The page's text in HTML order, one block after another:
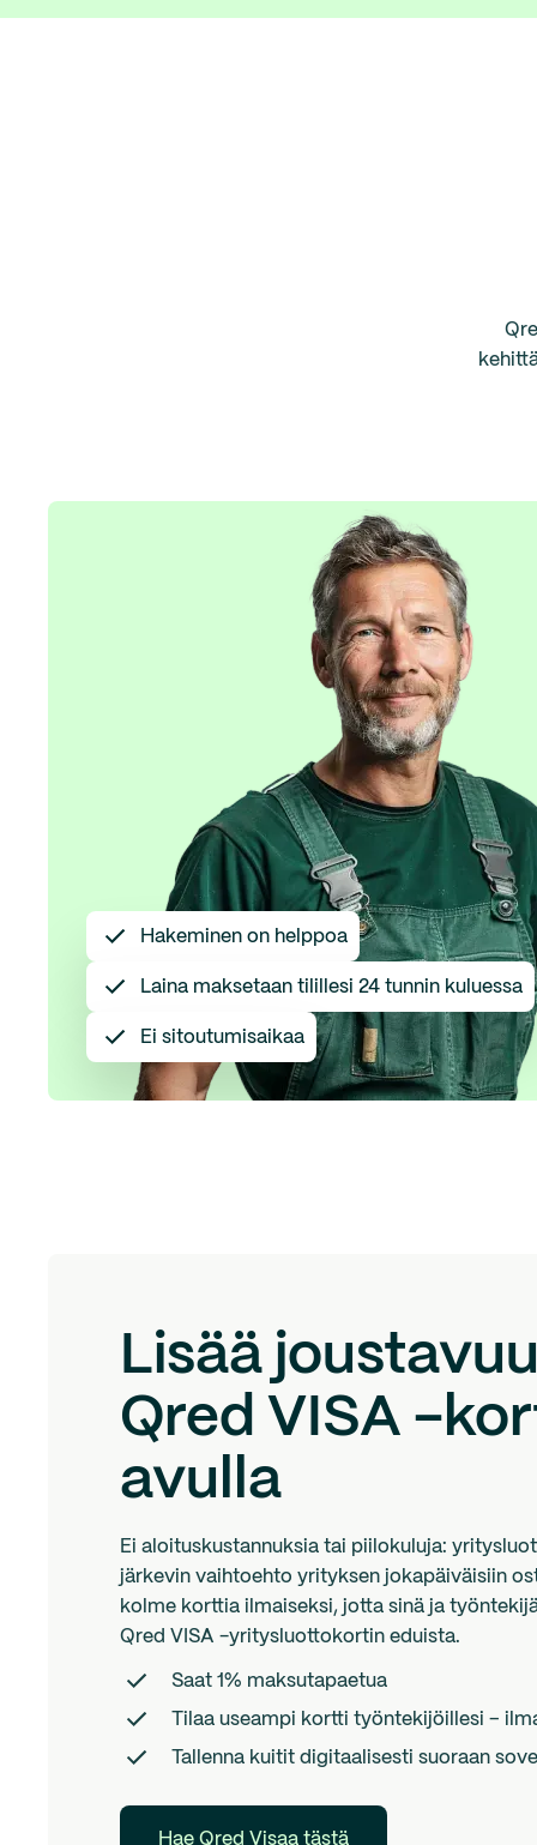
Hakeminen on helppoa
Laina maksetaan tilillesi 24 tunnin kuluessa
Ei sitoutumisaikaa
Lisää
Qred VISA -
avulla
Ei aloituskustannuksia tai piilokuluja:
järkevin vaihtoehto yrityksen jokapäiväisiin
kolme korttia ilmaiseksi, jotta sinä ja
Qred VISA -yritysluottokortin eduista.
Saat 1% maksutapaetua
Tilaa useampi kortti työntekijöillesi –
Tallenna kuitit digitaalisesti suoraan
Hae Qred Visaa tästä